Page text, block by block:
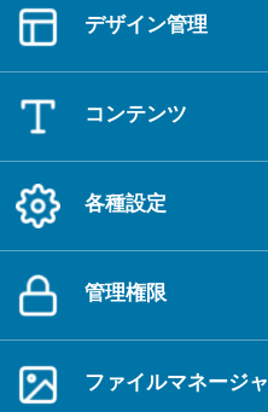
デザイン管理
コンテンツ
各種設定
管理権限
ファイルマネージャ